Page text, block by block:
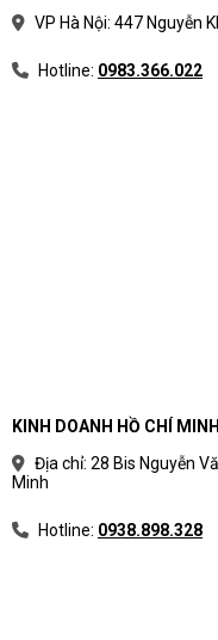
VP Hà Nội: 447 Nguyễn
Hotline: 0983.366.022
KINH DOANH HỒ CHÍ MINH
Địa chỉ: 28 Bis Nguyễn
Minh
Hotline: 0938.898.328